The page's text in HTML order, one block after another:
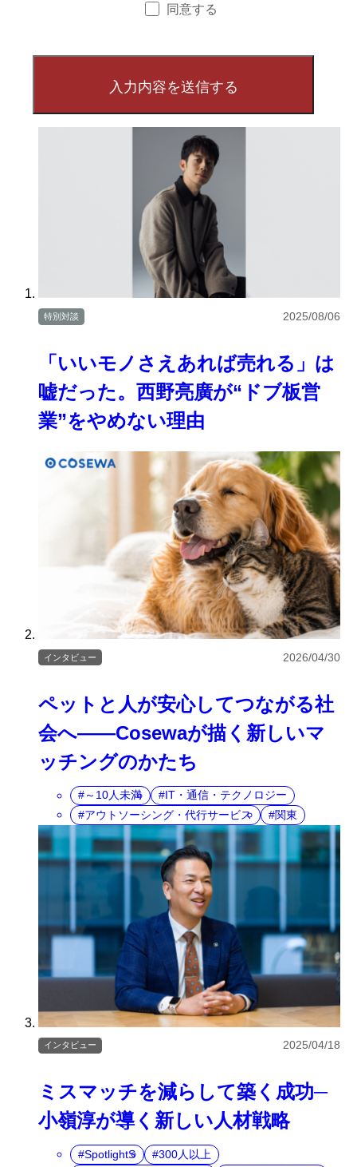
同意する
「いいモノさえあれば売れる」は
嘘だった。西野亮廣が“ドブ板営
業”をやめない理由
特別対談 2025/08/06
ペットと人が安心してつながる社
会へ――Cosewaが描く新しいマ
ッチングのかたち
インタビュー 2026/04/30
～10人未満
IT・通信・テクノロジー
アウトソーシング・代行サービス
関東
ミスマッチを減らして築く成功─
小嶺淳が導く新しい人材戦略
インタビュー 2025/04/18
SpotlightS
300人以上